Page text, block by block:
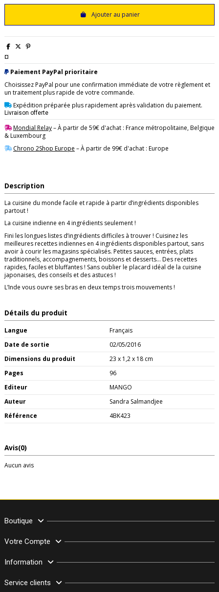
Ajouter au panier
¤
Paiement PayPal prioritaire
Choisissez PayPal pour une confirmation immédiate de votre règlement et
un traitement plus rapide de votre commande.
Expédition préparée plus rapidement après validation du paiement.
Livraison offerte
Mondial Relay– À partir de 59€ d'achat : France métropolitaine, Belgique
& Luxembourg
Chrono 2Shop Europe – À partir de 99€ d'achat : Europe
Description
La cuisine du monde facile et rapide à partir d’ingrédients disponibles
partout !
La cuisine indienne en 4 ingrédients seulement !
Fini les longues listes d’ingrédients difficiles à trouver ! Cuisinez les
meilleures recettes indiennes en 4 ingrédients disponibles partout, sans
avoir à courir les magasins spécialisés. Petites sauces, entrées, plats
traditionnels, accompagnements, boissons et desserts… Des recettes
rapides, faciles et bluffantes ! Sans oublier le placard idéal de la cuisine
japonaises, des conseils et des astuces !
L’Inde vous ouvre ses bras en deux temps trois mouvements !
Détails du produit
Langue
Français
Date de sortie
02/05/2016
Dimensions du produit
23 x 1,2 x 18 cm
Pages
96
Editeur
MANGO
Auteur
Sandra Salmandjee
Référence
4BK423
Avis(0)
Aucun avis
Boutique
Votre Compte
Information
Service clients